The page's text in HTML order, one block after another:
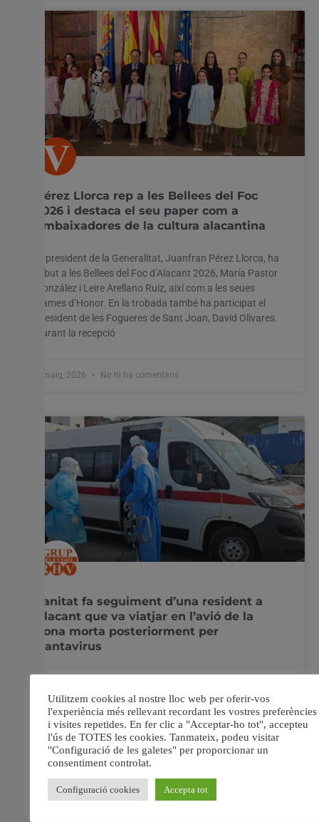
Pérez Llorca rep a les Bellees del Foc
2026 i destaca el seu paper com a
ambaixadores de la cultura alacantina
El president de la Generalitat, Juanfran Pérez Llorca, ha
rebut a les Bellees del Foc d’Alacant 2026, María Pastor
González i Leire Arellano Ruiz, així com a les seues
Dames d’Honor. En la trobada també ha participat el
president de les Fogueres de Sant Joan, David Olivares.
Durant la recepció
8 maig, 2026 No hi ha comentaris
Sanitat fa seguiment d’una resident a
Alacant que va viatjar en l’avió de la
dona morta posteriorment per
Hantavirus
La pacient, de 32 anys, presenta simptomatologia
respiratòria lleu Sanitat aplica el protocol preventiu
aprovat pel Ministeri i traslladarà la dona a una
habitació amb pressió negativa La Conselleria de
Sanitat està fent seguiment de l’evolució d’una dona de
32 anys resident a Alacant que va viatjar en el mateix
8 maig, 2026 No hi ha comentaris
Utilitzem cookies al nostre lloc web per oferir-vos
l'experiència més rellevant recordant les vostres preferències
i visites repetides. En fer clic a "Acceptar-ho tot", accepteu
l'ús de TOTES les cookies. Tanmateix, podeu visitar
"Configuració de les galetes" per proporcionar un
Configuració cookies Accepta tot